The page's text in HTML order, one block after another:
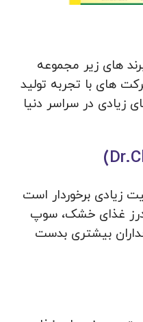
های زیر مجموعه
های با تجربه تولید
در سراسر دنیا
زیادی برخوردار است
غذای خشک، سوپ
بیشتری بدست